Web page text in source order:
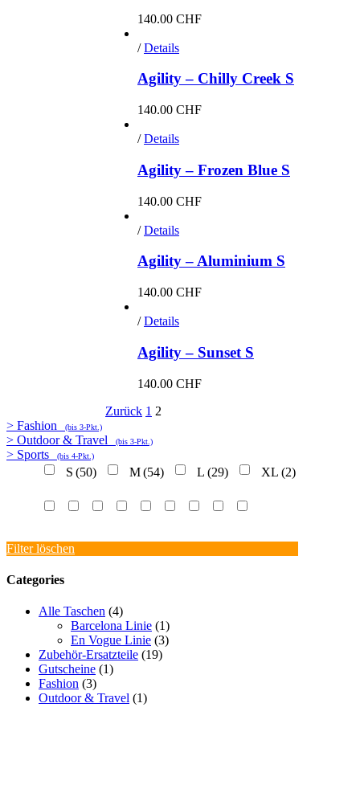
140.00 CHF
/ Details
Agility – Chilly Creek S
140.00 CHF
/ Details
Agility – Frozen Blue S
140.00 CHF
/ Details
Agility – Aluminium S
140.00 CHF
/ Details
Agility – Sunset S
140.00 CHF
Zurück 1 2
> Fashion (bis 3-Pkt.)
> Outdoor & Travel (bis 3-Pkt.)
> Sports (bis 4-Pkt.)
S (50) M(54) L (29) XL (2)
Filter löschen
Categories
Alle Taschen (4)
Barcelona Linie (1)
En Vogue Linie (3)
Zubehör-Ersatzteile (19)
Gutscheine (1)
Fashion (3)
Outdoor & Travel (1)